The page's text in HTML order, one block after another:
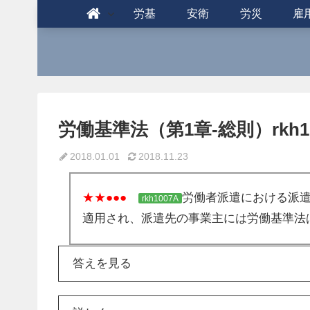
労基 安衛 労災 雇
労働基準法（第1章-総則）
2018.01.01 2018.11.23
★★●●● rkh1007A 労働者派遣における派
適用され、派遣先の事業主には労働基準
答えを見る